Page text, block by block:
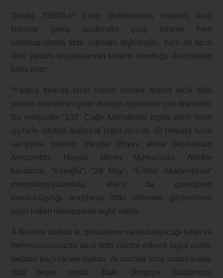
Sonda TƏBİB-in İcraçı direktorunun müavini Araz
Nəsirov geniş təqdimatla çıxış edərək həm
xəstəxanalarda tibbi xidmətin təşkilindən, həm də təcili
tibbi yardım briqadalarının təhkim olunduğu ərazilərdən
bəhs edib:
“Yarana biləcək təcili halları nəzərə alaraq təcili tibbi
yardım xidmətinin işinin düzgün qurulması çox önəmlidir.
Bu məqsədlə “103” Çağrı Xidmətində ingilis dilini bilən
işçilərin növbəli fəaliyyəti təşkil olunub, 60 briqada hazır
vəziyyətə gətirilib, Heydər Əliyev adına Beynəlxalq
Aeroportda, Heydər Əliyev Mərkəzində, Atletlər
kəndində, “Koroğlu”, “28 May”, “Elmlər Akademiyası”
metrostansiyalarında, eləcə də qonaqların
məskunlaşdığı ərazilərdə tibbi xidmətin göstərilməsi
üçün həkim məntəqələri təşkil edilib.
A.Nəsirov bildirib ki, qonaqların məskunlaşacağı hotel və
mehmanxanalarda təcili tibbi yardım xidməti təşkil edilib,
tədbirin keçiriləcəyi məkan və ərazilər üzrə ambulanslar,
tibbi heyət ayrılıb, Bakı Olimpiya Stadionuna